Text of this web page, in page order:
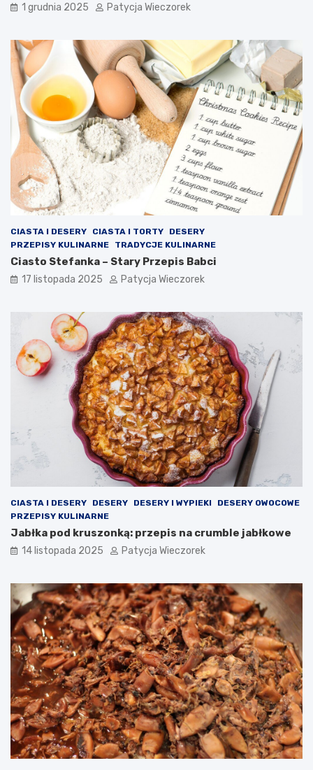
1 grudnia 2025 Patycja Wieczorek
CIASTA I DESERY CIASTA I TORTY
DESERY
PRZEPISY KULINARNE
TRADYCJE KULINARNE
Ciasto Stefanka – Stary Przepis Babci
17 listopada 2025 Patycja Wieczorek
CIASTA I DESERY DESERY DESERY I WYPIEKI
DESERY OWOCOWE
PRZEPISY KULINARNE
Jabłka pod kruszonką: przepis na crumble jabłkowe
14 listopada 2025 Patycja Wieczorek